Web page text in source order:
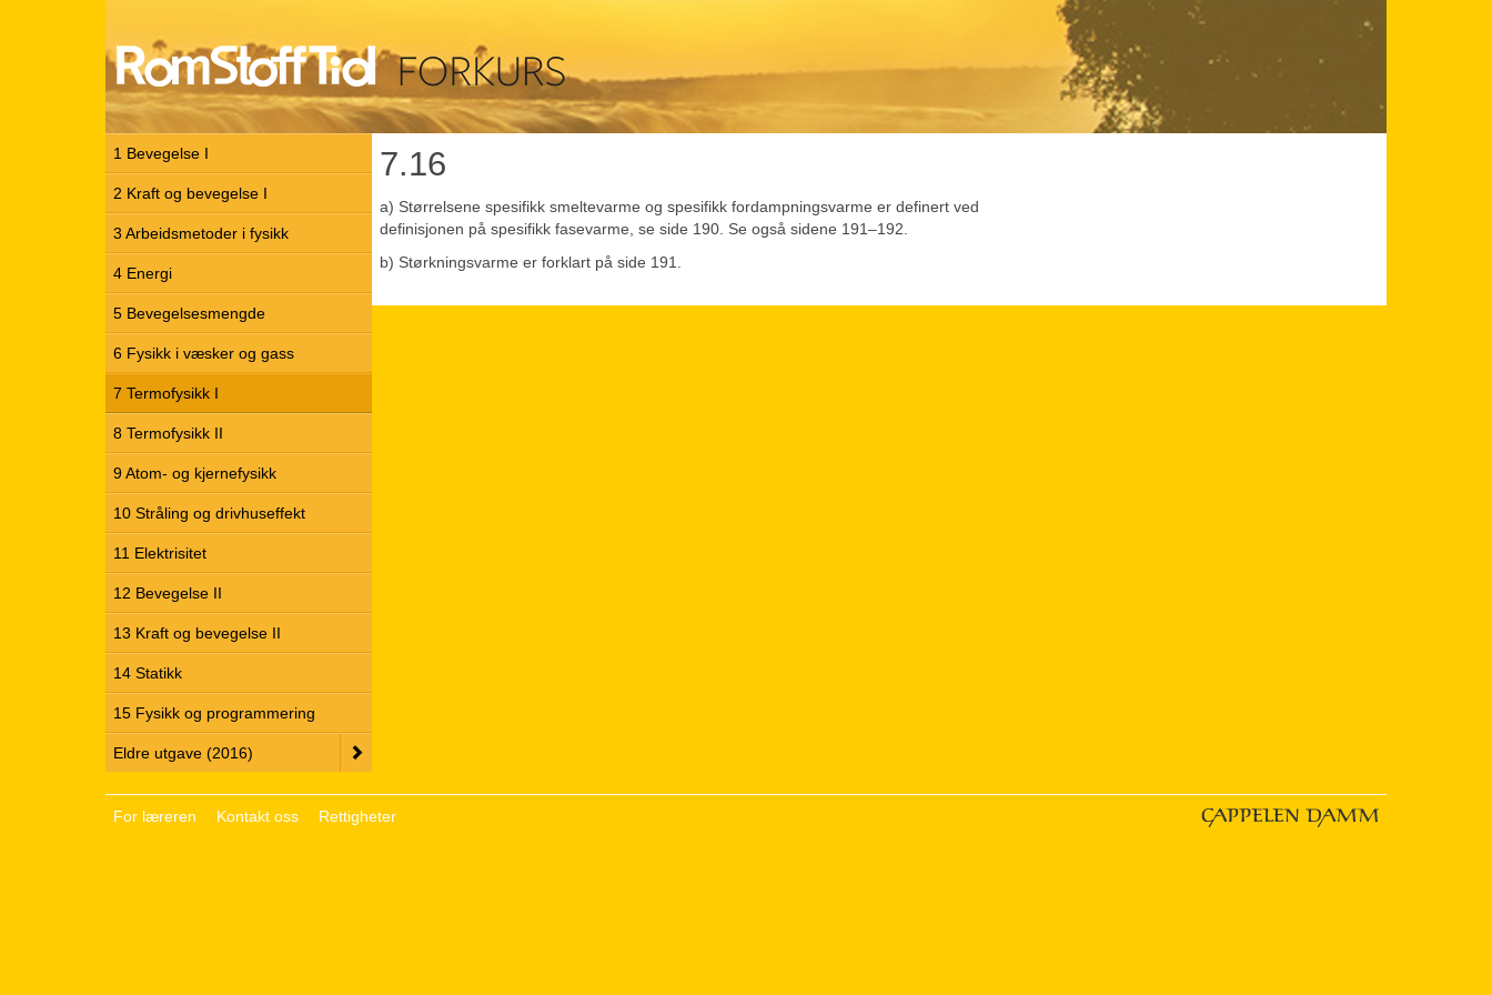
tid
Forkurs
1 Bevegelse I
2 Kraft og bevegelse I
3 Arbeidsmetoder i fysikk
4 Energi
5 Bevegelsesmengde
6 Fysikk i væsker og gass
7 Termofysikk I
8 Termofysikk II
9 Atom- og kjernefysikk
10 Stråling og drivhuseffekt
11 Elektrisitet
12 Bevegelse II
13 Kraft og bevegelse II
14 Statikk
15 Fysikk og programmering
Eldre utgave (2016)
7.16
a) Størrelsene spesifikk smeltevarme og spesifikk fordampningsvarme er definert ved
definisjonen på spesifikk fasevarme, se side 190. Se også sidene 191–192.
b) Størkningsvarme er forklart på side 191.
For læreren Kontakt oss Rettigheter